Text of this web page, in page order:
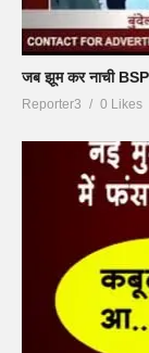
जब झूम कर नाची BSP
Reporter3 0 Likes